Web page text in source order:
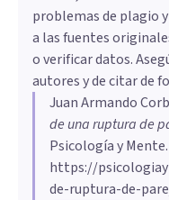
problemas de plagio
a las fuentes
o verificar datos.
autores y de citar de
Juan Armando
de una ruptura de
Psicología y Mente.
https://
de-ruptura-de-